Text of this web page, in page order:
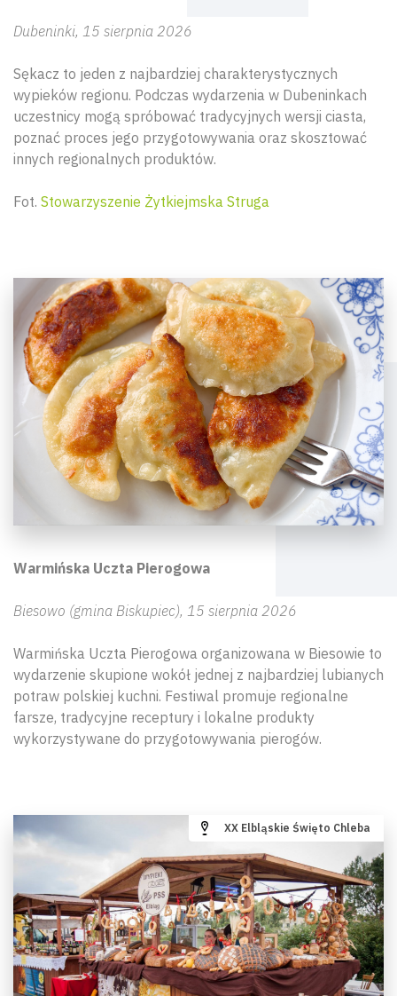
Dubeninki, 15 sierpnia 2026
Sękacz to jeden z najbardziej charakterystycznych
wypieków regionu. Podczas wydarzenia w Dubeninkach
uczestnicy mogą spróbować tradycyjnych wersji ciasta,
poznać proces jego przygotowywania oraz skosztować
innych regionalnych produktów.
Fot. Stowarzyszenie Żytkiejmska Struga
Warmińska Uczta Pierogowa
Biesowo (gmina Biskupiec), 15 sierpnia 2026
Warmińska Uczta Pierogowa organizowana w Biesowie to
wydarzenie skupione wokół jednej z najbardziej lubianych
potraw polskiej kuchni. Festiwal promuje regionalne
farsze, tradycyjne receptury i lokalne produkty
wykorzystywane do przygotowywania pierogów.
XX Elbląskie Święto Chleba